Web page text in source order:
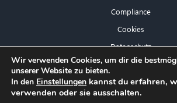
Compliance
Cookies
Datenschutz
Impressum
Wir verwenden Cookies, um dir die
unserer Website zu bieten.
In den Einstellungen kannst du erfahren,
verwenden oder sie ausschalten.